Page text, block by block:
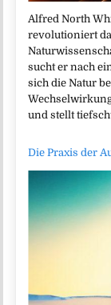
Alfred North
revolutioniert
sucht er nach
sich die Natur
und stellt
Die Praxis der